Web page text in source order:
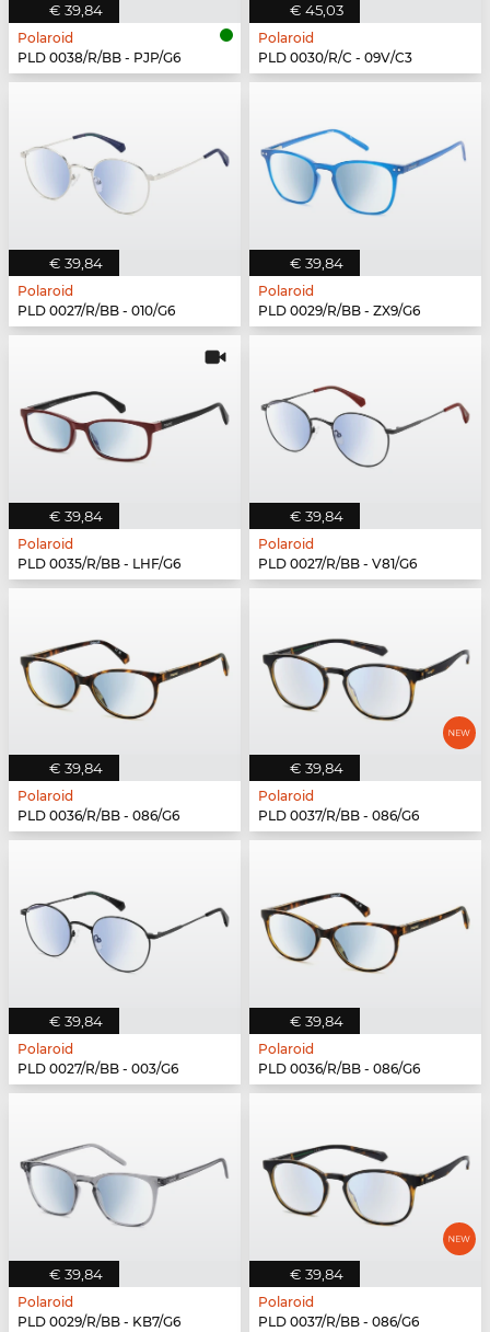
€ 39,84
Polaroid
PLD 0038/R/BB - PJP/G6
€ 45,03
Polaroid
PLD 0030/R/C - 09V/C3
€ 39,84
Polaroid
PLD 0027/R/BB - 010/G6
€ 39,84
Polaroid
PLD 0029/R/BB - ZX9/G6
€ 39,84
Polaroid
PLD 0035/R/BB - LHF/G6
€ 39,84
Polaroid
PLD 0027/R/BB - V81/G6
€ 39,84
Polaroid
PLD 0036/R/BB - 086/G6
€ 39,84
Polaroid
PLD 0037/R/BB - 086/G6
€ 39,84
Polaroid
PLD 0027/R/BB - 003/G6
€ 39,84
Polaroid
PLD 0036/R/BB - 086/G6
€ 39,84
Polaroid
PLD 0029/R/BB - KB7/G6
€ 39,84
Polaroid
PLD 0037/R/BB - 086/G6